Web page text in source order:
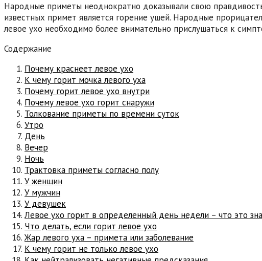
Народные приметы неоднократно доказывали свою
известных примет является горение ушей. Народные
левое ухо необходимо более внимательно прислушаться к
Содержание
Почему краснеет левое ухо
К чему горит мочка левого уха
Почему горит левое ухо внутри
Почему левое ухо горит снаружи
Толкование приметы по времени суток
Утро
День
Вечер
Ночь
Трактовка приметы согласно полу
У женщин
У мужчин
У девушек
Левое ухо горит в определенный день недели – что это
Что делать, если горит левое ухо
Жар левого уха – примета или заболевание
К чему горит не только левое ухо